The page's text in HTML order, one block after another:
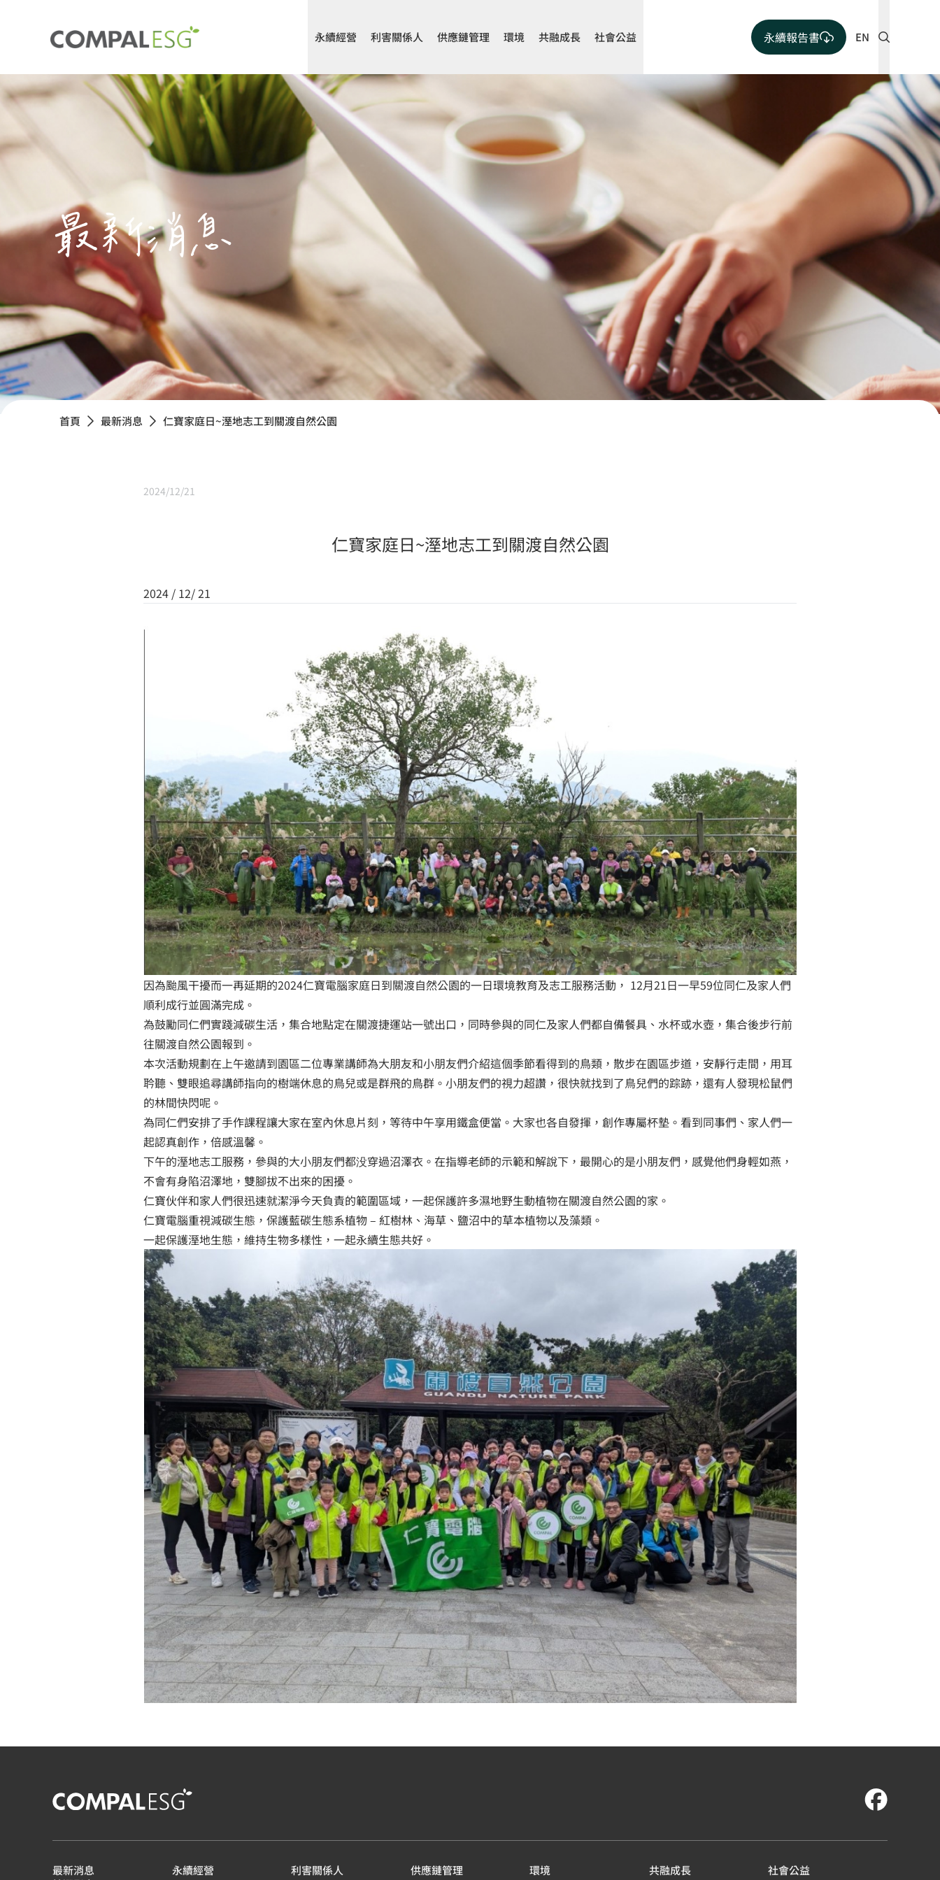
永續經營 利害關係人 供應鏈管理 環境 共融成長 社會公益
永續經營
經營者的話
永續發展組織與目標
風險管理與資通安全
永續亮點成果
政策影響力
稅務
利害關係人
利害關係人議合
重大性主題鑑別
利害關係人問卷調查
供應鏈管理
RBA責任商業聯盟會員
負責任供應鏈
供應商稽核及永續能力
衝突礦產管理
仁寶環境永續與倡議
氣候行動與溫室氣體管理
氣候轉型計畫
氣候相關財務揭露(TCFD)
環境教育與行動
廠區綠色管理
共融成長
保障人權與健康關懷
社會關懷 – 影響力
教育推手
志工服務
社會參與
愛護綠色大地
仁寶公益不能停
EN
永續報告書
2024 Compal ESG
Insight
繁中
仁寶2024 永續報告書
繁中
EN
永續報告書
歷年永續報告書
ESG Insight
最新消息
首頁 最新消息 仁寶家庭日~溼地志工到關渡自然公園
2024/12/21
仁寶家庭日~溼地志工到關渡自然公園
2024 / 12/ 21
因為颱風干擾而一再延期的2024仁寶電腦家庭日到關渡自然公園的一日環境教育及志工服務活動， 12月21日一早59位同仁及家人們
順利成行並圓滿完成。
為鼓勵同仁們實踐減碳生活，集合地點定在關渡捷運站一號出口，同時參與的同仁及家人們都自備餐具、水杯或水壺，集合後步行前
往關渡自然公園報到。
本次活動規劃在上午邀請到園區二位專業講師為大朋友和小朋友們介紹這個季節看得到的鳥類，散步在園區步道，安靜行走間，用耳
耹聽、雙眼追尋講師指向的樹端休息的鳥兒或是群飛的鳥群。小朋友們的視力超讚，很快就找到了鳥兒們的踪跡，還有人發現松鼠們
的林間快閃呢。
為同仁們安排了手作課程讓大家在室內休息片刻，等待中午享用鐵盒便當。大家也各自發揮，創作專屬杯墊。看到同事們、家人們一
起認真創作，倍感溫馨。
下午的溼地志工服務，參與的大小朋友們都没穿過沼澤衣。在指導老師的示範和解說下，最開心的是小朋友們，感覺他們身輕如燕，
不會有身陷沼澤地，雙腳拔不出來的困擾。
仁寶伙伴和家人們很迅速就潔淨今天負責的範圍區域，一起保護許多濕地野生動植物在關渡自然公園的家。
仁寶電腦重視減碳生態，保護藍碳生態系植物 – 紅樹林、海草、鹽沼中的草本植物以及藻類。
一起保護溼地生態，維持生物多樣性，一起永續生態共好。
最新消息
永續經營 利害關係人 供應鏈管理 環境 共融成長 社會公益